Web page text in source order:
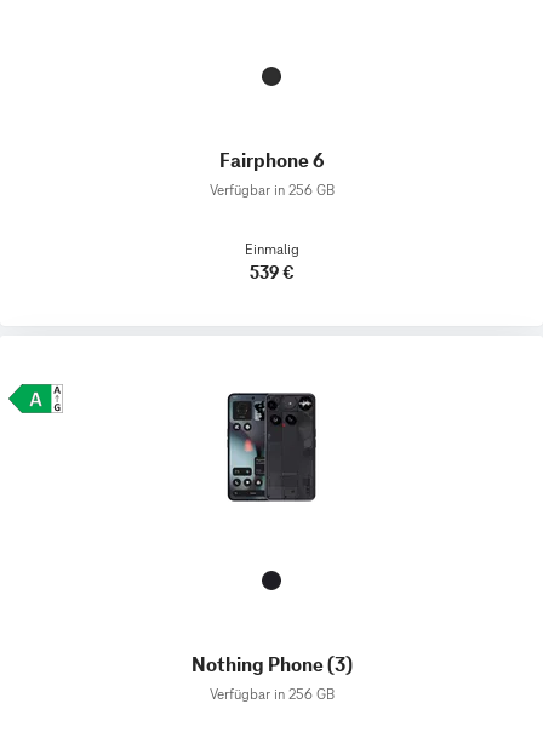
Fairphone 6
Verfügbar in 256 GB
Einmalig
539 €
Nothing Phone (3)
Verfügbar in 256 GB